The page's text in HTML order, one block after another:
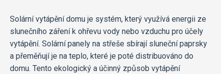
Solární vytápění domu je systém, který využívá energii ze
slunečního záření k ohřevu vody nebo vzduchu pro účely
vytápění. Solární panely na střeše sbírají sluneční paprsky
a přeměňují je na teplo, které je poté distribuováno do
domu. Tento ekologický a účinný způsob vytápění